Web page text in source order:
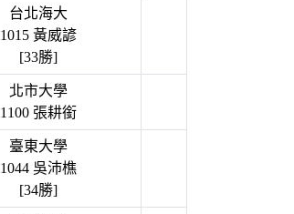
台北海大
1015 黃威諺
[33勝]
北市大學
1100 張耕銜
臺東大學
1044 吳沛樵
[34勝]